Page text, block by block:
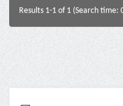
Results 1-1 of 1 (Search time: